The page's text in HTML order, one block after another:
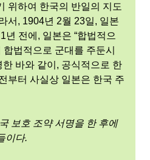
위하여 한국의 반일의 지도
서, 1904년 2월 23일, 일본
년 전에, 일본은 “합법적으
합법적으로 군대를 주둔시
바와 같이, 공식적으로 한
부터 사실상 일본은 한국 주
보호 조약 서명을 한 후에
이다.